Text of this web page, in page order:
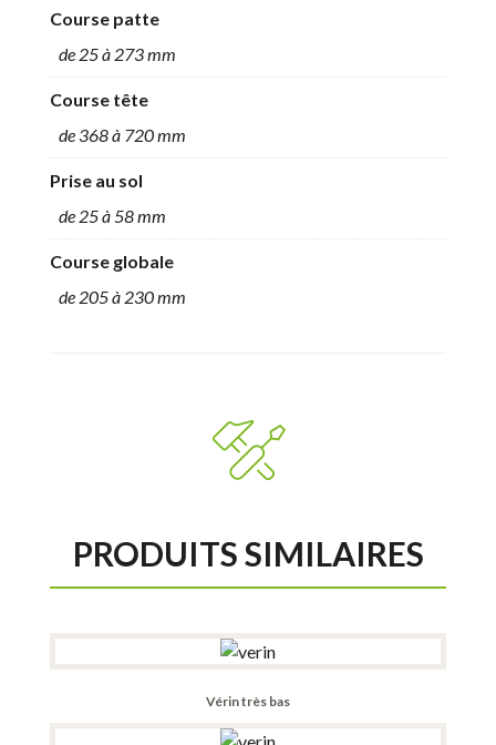
Course patte
de 25 à 273 mm
Course tête
de 368 à 720 mm
Prise au sol
de 25 à 58 mm
Course globale
de 205 à 230 mm
PRODUITS SIMILAIRES
Vérin très bas